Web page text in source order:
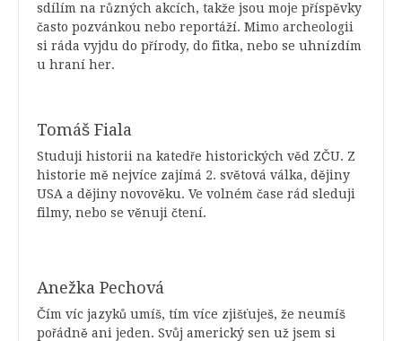
sdílím na různých akcích, takže jsou moje příspěvky
často pozvánkou nebo reportáží. Mimo archeologii
si ráda vyjdu do přírody, do fitka, nebo se uhnízdím
u hraní her.
Tomáš Fiala
Studuji historii na katedře historických věd ZČU. Z
historie mě nejvíce zajímá 2. světová válka, dějiny
USA a dějiny novověku. Ve volném čase rád sleduji
filmy, nebo se věnuji čtení.
Anežka Pechová
Čím víc jazyků umíš, tím více zjišťuješ, že neumíš
pořádně ani jeden. Svůj americký sen už jsem si